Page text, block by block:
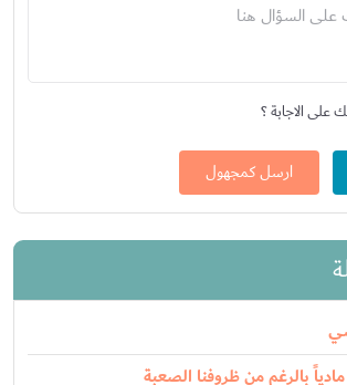
السؤال هنا
الاجابة ؟
ارسل كمجهول
بالرغم من ظروفنا الصعبة